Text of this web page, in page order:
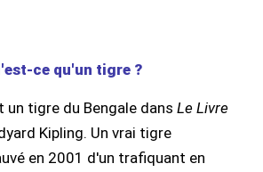
ce qu'un tigre ?
un tigre du Bengale dans Le Livre
Kipling. Un vrai tigre
en 2001 d'un trafiquant en